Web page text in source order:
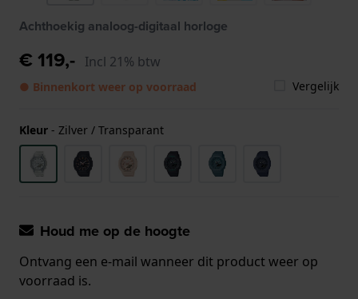
Achthoekig analoog-digitaal horloge
€ 119,- Incl 21% btw
● Binnenkort weer op voorraad Vergelijk
Kleur - Zilver / Transparant
Houd me op de hoogte
Ontvang een e-mail wanneer dit product weer op
voorraad is.